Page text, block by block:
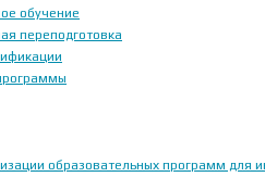
обучение
переподготовка
образовательных программ для